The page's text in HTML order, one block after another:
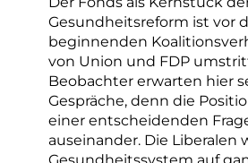
Gesundheitsreform ist vor
beginnenden
von Union und FDP
Beobachter erwarten hier
Gespräche, denn die
einer entscheidenden
auseinander. Die Liberalen